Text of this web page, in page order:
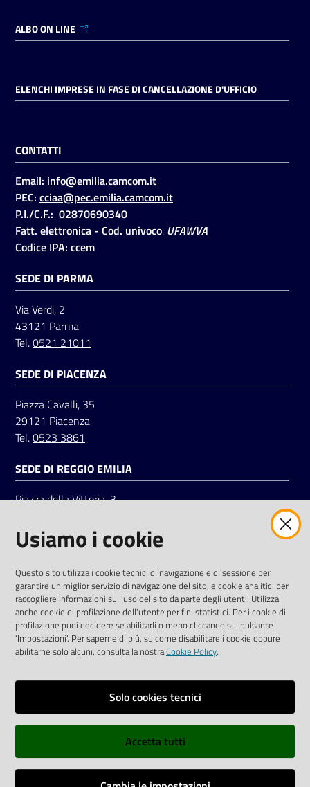
ALBO ON LINE
ELENCHI IMPRESE IN FASE DI CANCELLAZIONE D'UFFICIO
CONTATTI
Email: info@emilia.camcom.it
PEC: cciaa@pec.emilia.camcom.it
P.I./C.F.: 02870690340
Fatt. elettronica - Cod. univoco: UFAWVA
Codice IPA: ccem
SEDE DI PARMA
Via Verdi, 2
43121 Parma
Tel.0521 21011
SEDE DI PIACENZA
Piazza Cavalli, 35
29121 Piacenza
Tel.0523 3861
SEDE DI REGGIO EMILIA
Piazza della Vittoria, 3
Tel.0522 7961
LinkedinFacebookInstagram
Informative e liberatorie privacy
Dichiarazione di accessibilità
Usiamo i cookie
Questo sito utilizza i cookie tecnici di navigazione e di sessione per
garantire un miglior servizio di navigazione del sito, e cookie analitici per
raccogliere informazioni sull'uso del sito da parte degli utenti. Utilizza
anche cookie di profilazione dell'utente per fini statistici. Per i cookie di
profilazione puoi decidere se abilitarli o meno cliccando sul pulsante
'Impostazioni'. Per saperne di più, su come disabilitare i cookie oppure
abilitarne solo alcuni, consulta la nostraCookie Policy.
Solo cookies tecnici
Accetta tutti